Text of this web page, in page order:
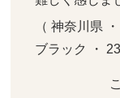
（ 神奈川県
ブラック ・